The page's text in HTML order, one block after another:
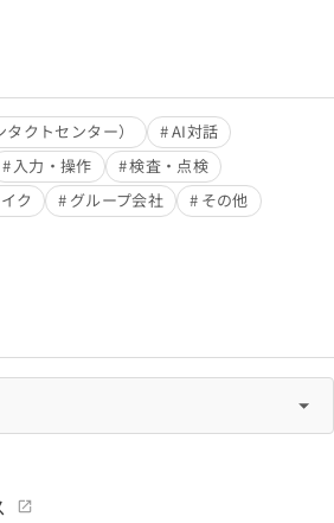
クトセンター）
AI対話
入力・操作
検査・点検
ク グループ会社
その他